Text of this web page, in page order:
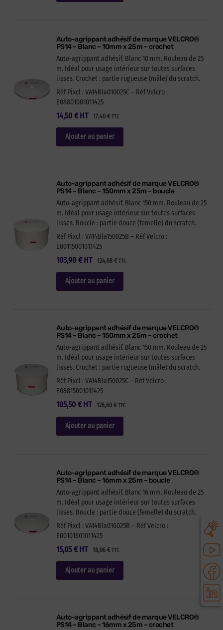
Auto-agrippant adhésif de marque VELCRO®
PS14 – Blanc – 10mm x 25m – crochet
Auto-agrippant adhésif. Blanc 10 mm. Rouleau de 25
m. Idéal pour usage intérieur sur toutes surfaces
lisses. Crochet : partie rugueuse (mâle) du scratch.
Réf Pixcl : VA14Bla010025C – Réf Velcro :
E08801001011425
14,50 € 17,40 €TTC
HT
Ajouter au panier
Auto-agrippant adhésif de marque VELCRO®
PS14 – Blanc – 150mm x 25m – boucle
Auto-agrippant adhésif. Blanc 150 mm. Rouleau de 25
m. Idéal pour usage intérieur sur toutes surfaces
lisses. Boucle : partie douce (femelle) du scratch.
Réf Pixcl : VA14Bla150025B – Réf Velcro :
E00115001011425
103,90 € 124,68 €TTC
HT
Ajouter au panier
Auto-agrippant adhésif de marque VELCRO®
PS14 – Blanc – 150mm x 25m – crochet
Auto-agrippant adhésif. Blanc 150 mm. Rouleau de 25
m. Idéal pour usage intérieur sur toutes surfaces
lisses. Crochet : partie rugueuse (mâle) du scratch.
Réf Pixcl : VA14Bla150025C – Réf Velcro :
E08815001011425
105,50 € 126,60 €TTC
HT
Ajouter au panier
Auto-agrippant adhésif de marque VELCRO®
PS14 – Blanc – 16mm x 25m – boucle
Auto-agrippant adhésif. Blanc 16 mm. Rouleau de 25
m. Idéal pour usage intérieur sur toutes surfaces
lisses. Boucle : partie douce (femelle) du scratch.
Réf Pixcl : VA14Bla016025B – Réf Velcro :
E00101601011425
15,05 € 18,06 €TTC
HT
Ajouter au panier
Auto-agrippant adhésif de marque VELCRO®
PS14 – Blanc – 16mm x 25m – crochet